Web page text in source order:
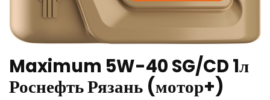
Maximum 5W-40 SG/CD 1л
Роснефть Рязань (мотор+)